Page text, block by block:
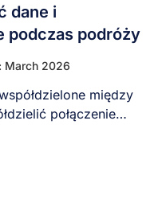
dane i
podczas podróży
March 2026
między
połączenie